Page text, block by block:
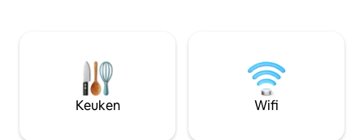
plus een uitschuifbare bank voor
maximaal 6 personen.
tweede
futon. Geschikt voor 6 personen.
Sleutelloze ingang. Tv 's met Hulu
Netflix in elke slaapkamer.
Keuken Wifi